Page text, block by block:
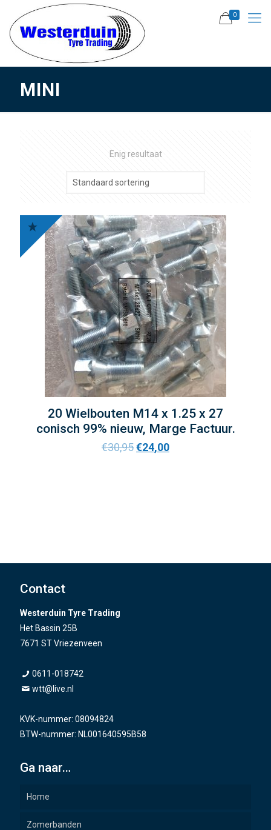
0
MINI
Enig resultaat
20 Wielbouten M14 x 1.25 x 27
conisch 99% nieuw, Marge Factuur.
€30,95€24,00
Contact
Westerduin Tyre Trading
Het Bassin 25B
7671 ST Vriezenveen
0611-018742
wtt@live.nl
KVK-nummer: 08094824
BTW-nummer: NL001640595B58
Ga naar…
Home
Zomerbanden